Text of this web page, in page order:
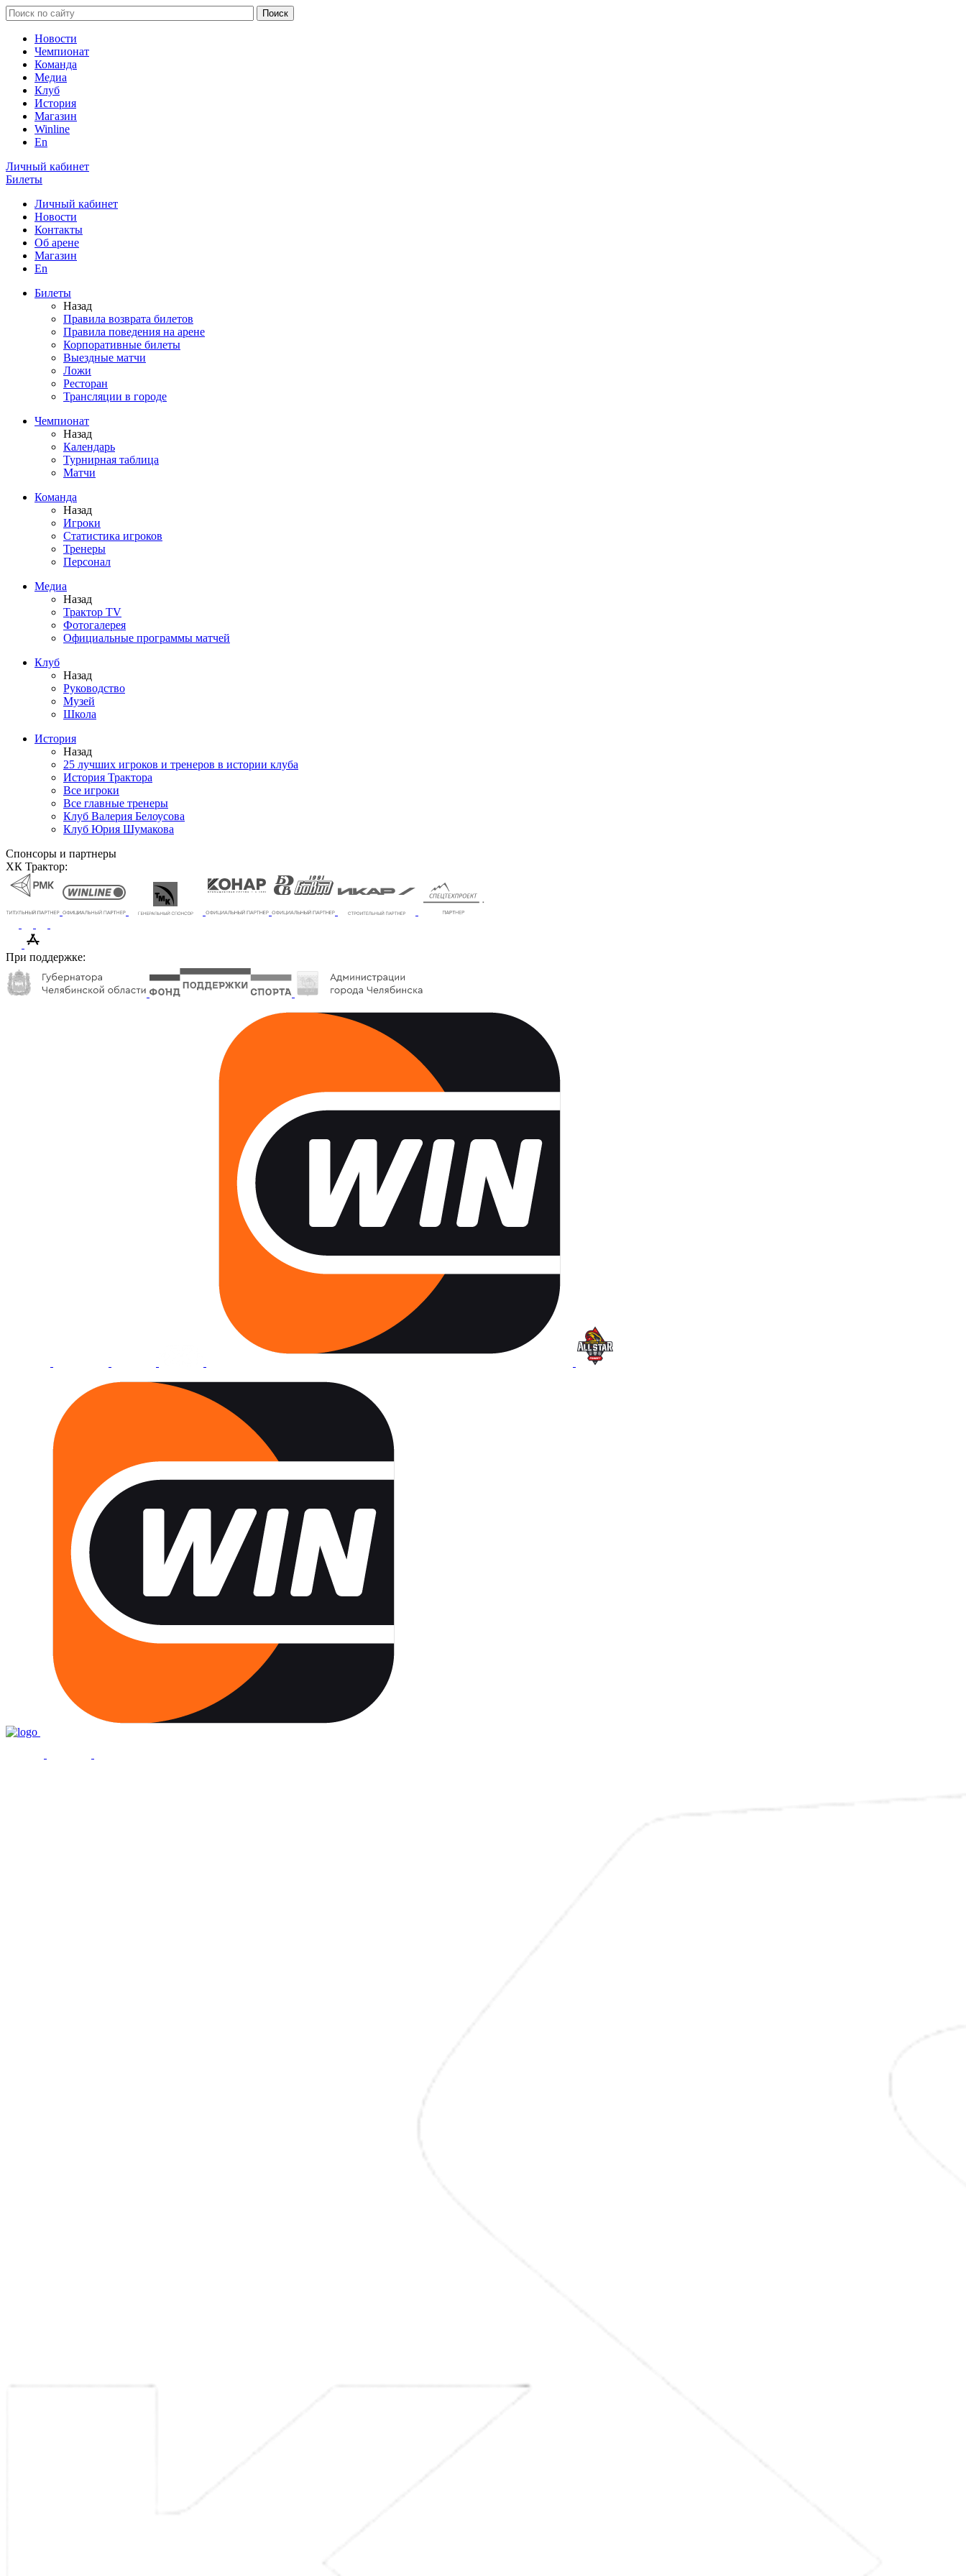
Новости
Чемпионат
Команда
Медиа
Клуб
История
Магазин
Winline
En
Личный кабинет
Билеты
Личный кабинет
Новости
Контакты
Об арене
Магазин
En
Билеты
Назад
Правила возврата билетов
Правила поведения на арене
Корпоративные билеты
Выездные матчи
Ложи
Ресторан
Трансляции в городе
Чемпионат
Назад
Календарь
Турнирная таблица
Матчи
Команда
Назад
Игроки
Статистика игроков
Тренеры
Персонал
Медиа
Назад
Трактор TV
Фотогалерея
Официальные программы матчей
Клуб
Назад
Руководство
Музей
Школа
История
Назад
25 лучших игроков и тренеров в истории клуба
История Трактора
Все игроки
Все главные тренеры
Клуб Валерия Белоусова
Клуб Юрия Шумакова
Спонсоры и партнеры
ХК Трактор:
При поддержке: